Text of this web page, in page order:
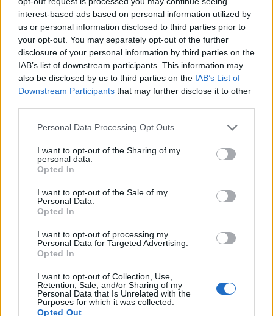
interest-based ads based on personal information utilized by
us or personal information disclosed to third parties prior to
your opt-out. You may separately opt-out of the further
disclosure of your personal information by third parties on the
IAB’s list of downstream participants. This information may
also be disclosed by us to third parties on the IAB’s List of
Downstream Participants that may further disclose it to other
Personal Data Processing Opt Outs
I want to opt-out of the Sharing of my
personal data.
Opted In
I want to opt-out of the Sale of my
Personal Data.
Opted In
I want to opt-out of processing my
Personal Data for Targeted Advertising.
Opted In
I want to opt-out of Collection, Use,
Retention, Sale, and/or Sharing of my
Personal Data that Is Unrelated with the
Purposes for which it was collected.
Opted Out
La proposta
Mediano in grado di svolgere qualsiasi compito in campo.
Recuperatore di palloni instancabile, ed ottimo gestore.
Il Palace non vuole perderlo, dato che mancano due anni
alla scadenza del suo contratto. Il piano delle Eagles è
offrire al ragazzo un nuovo contratto, con aumento di
stipendio e clausola rescissoria. Lo stesso accordo
proposto ad Eze, che proprio tramite la clausola ha
lasciato Selhurst Park. Su di lui hanno già drizzato le
antenne club come
Chelsea, Manchester City e
Liverpool.